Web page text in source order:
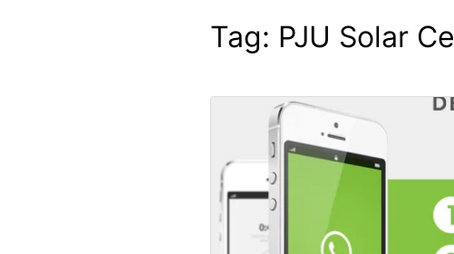
Tag: PJU Solar